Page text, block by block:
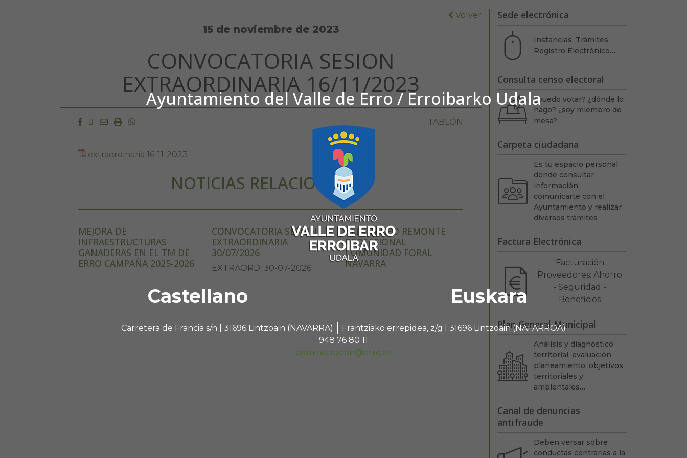
Ayuntamiento del Valle de Erro / Erroibarko Udala
Castellano Euskara
Carretera de Francia s/n | 31696 Lintzoain (NAVARRA)
Frantziako errepidea, z/g | 31696 Lintzoain (NAFARROA)
948 76 80 11
administracion@erro.es
Volver
15 de noviembre de 2023
CONVOCATORIA SESION
EXTRAORDINARIA 16/11/2023
Facebook
Twitter
EmailImprimir
Whatsapp TABLÓN
extraordinaria 16-11-2023
NOTICIAS RELACIONADAS
MEJORA DE
INFRAESTRUCTURAS
GANADERAS EN EL TM DE
ERRO CAMPAÑA 2025-2026
CONVOCATORIA SESION
EXTRAORDINARIA
30/07/2026
EXTRAORD. 30-07-2026
XXI TORNEO REMONTE
PROFESIONAL
COMUNIDAD FORAL
NAVARRA
Sede electrónica
Instancias, Trámites,
Registro Electrónico…
Consulta censo electoral
¿puedo votar? ¿dónde lo
hago? ¿soy miembro de
mesa?
Carpeta ciudadana
Es tu espacio personal
donde consultar
información,
comunicarte con el
Ayuntamiento y realizar
diversos trámites
Factura Electrónica
Facturación
Proveedores: Ahorro
- Seguridad -
Beneficios
Plan General Municipal
Análisis y diagnóstico
territorial, evaluación
planeamiento, objetivos
territoriales y
ambientales…
Canal de denuncias
antifraude
Deben versar sobre
conductas contrarias a la